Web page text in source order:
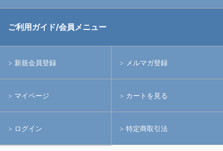
中古アームシステム
水中用品
RGBlue
イノン
フィッシュアイ
ご利用ガイド/会員メニュー
新規会員登録 メルマガ登録
マイページ カートを見る
ログイン 特定商取引法